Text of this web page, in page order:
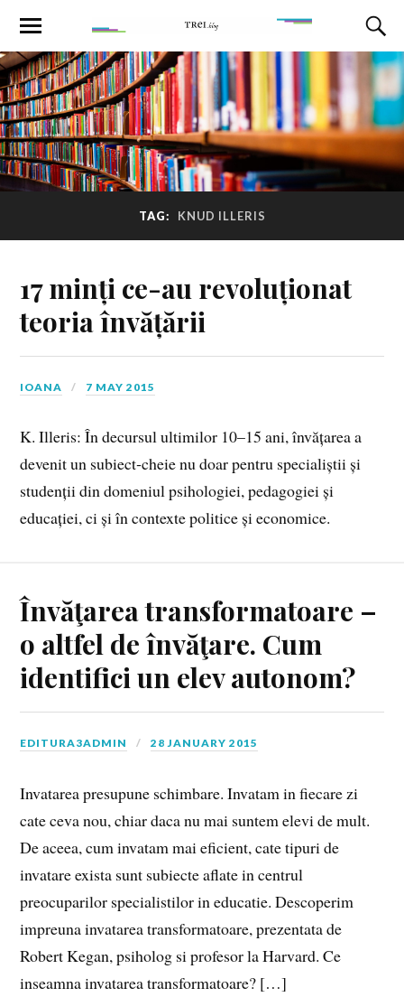
TAG: KNUD ILLERIS
17 minți ce-au revoluționat
teoria învățării
IOANA 7 MAY 2015
K. Illeris: În decursul ultimilor 10–15 ani, învățarea a
devenit un subiect‑cheie nu doar pentru specialiștii și
studenții din domeniul psihologiei, pedagogiei și
educației, ci și în contexte politice și economice.
Învăţarea transformatoare –
o altfel de învăţare. Cum
identifici un elev autonom?
EDITURA3ADMIN 28 JANUARY 2015
Invatarea presupune schimbare. Invatam in fiecare zi
cate ceva nou, chiar daca nu mai suntem elevi de mult.
De aceea, cum invatam mai eficient, cate tipuri de
invatare exista sunt subiecte aflate in centrul
preocuparilor specialistilor in educatie. Descoperim
impreuna invatarea transformatoare, prezentata de
Robert Kegan, psiholog si profesor la Harvard. Ce
inseamna invatarea transformatoare? […]